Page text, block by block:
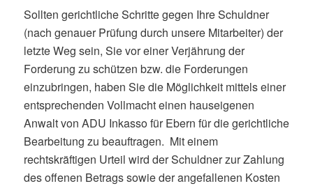
Sollten gerichtliche Schritte gegen Ihre Schuldner
(nach genauer Prüfung durch unsere Mitarbeiter) der
letzte Weg sein, Sie vor einer Verjährung der
Forderung zu schützen bzw. die Forderungen
einzubringen, haben Sie die Möglichkeit mittels einer
entsprechenden Vollmacht einen hauseigenen
Anwalt von ADU Inkasso für Ebern für die gerichtliche
Bearbeitung zu beauftragen. Mit einem
rechtskräftigen Urteil wird der Schuldner zur Zahlung
des offenen Betrags sowie der angefallenen Kosten